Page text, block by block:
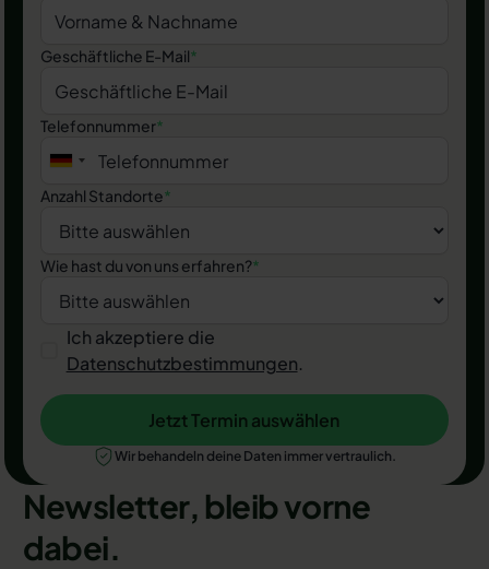
Geschäftliche E-Mail*
Telefonnummer*
Anzahl Standorte*
Wie hast du von uns erfahren?*
Ich akzeptiere die
Datenschutzbestimmungen.
Jetzt Termin auswählen
Jetzt Termin auswählen
Wir behandeln deine Daten immer vertraulich.
Newsletter, bleib vorne
dabei.